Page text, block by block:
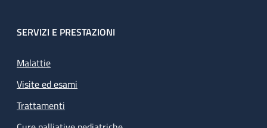
SERVIZI E PRESTAZIONI
Malattie
Visite ed esami
Trattamenti